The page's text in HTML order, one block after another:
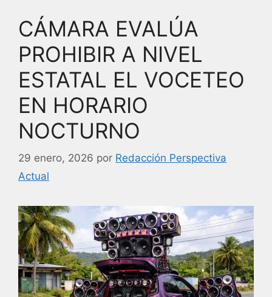
o
o
k
CÁMARA EVALÚA
PROHIBIR A NIVEL
ESTATAL EL VOCETEO
EN HORARIO
NOCTURNO
29 enero, 2026 por Redacción Perspectiva
Actual